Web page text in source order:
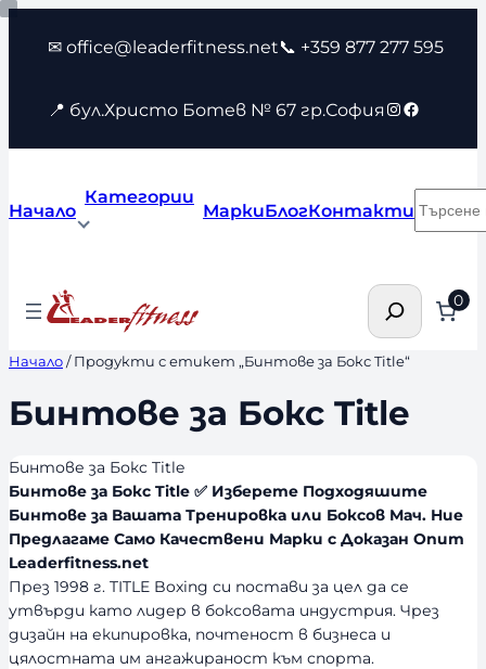
Към
съдържанието
✉ office@leaderfitness.net📞 +359 877 277 595
📍 бул.Христо Ботев № 67 гр.София Instagram
Facebook
Начало
Категории
МаркиБлогКонтакти
Търсене 0
Начало/ Продукти с етикет „Бинтове за Бокс Title“
Бинтове за Бокс Title
Бинтове за Бокс Title
Бинтове за Бокс Title ✅ Изберете Подходяшите
Бинтове за Вашата Тренировка или Боксов Мач. Ние
Предлагаме Само Качествени Марки с Доказан Опит
Leaderfitness.net
През 1998 г. TITLE Boxing си постави за цел да се
утвърди като лидер в боксовата индустрия. Чрез
дизайн на екипировка, почтеност в бизнеса и
цялостната им ангажираност към спорта.